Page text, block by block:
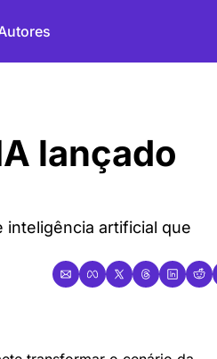
lançado
inteligência artificial que